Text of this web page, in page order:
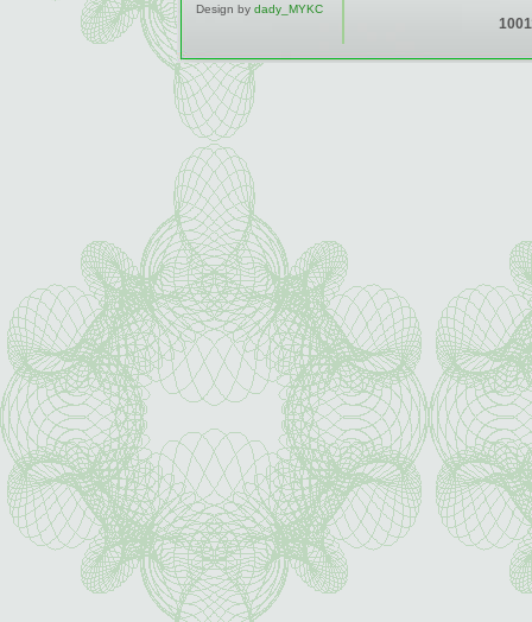
Design by dady_MYKC